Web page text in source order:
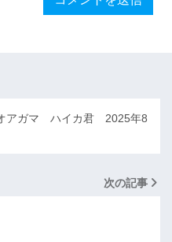
アガマ ハイカ君 2025年8
次の記事